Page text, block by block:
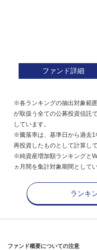
ファンド詳細
※各ランキングの抽出対象範
が取扱う全ての公募投資信託
しています。
※騰落率は、基準日から過去1
再投資したものとして計算して
※純資産増加額ランキングと
ヵ月間を集計対象期間としてい
ランキ
ファンド概要についての注意